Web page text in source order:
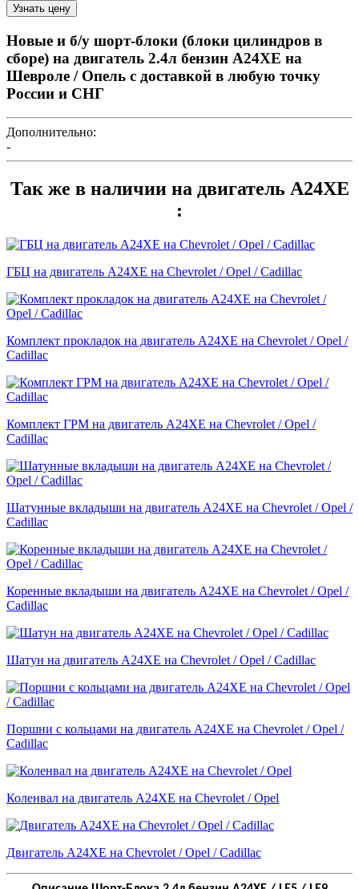
Новые и б/у шорт-блоки (блоки цилиндров в
сборе) на двигатель 2.4л бензин A24XE на
Шевроле / Опель с доставкой в любую точку
России и СНГ
Дополнительно:
-
Так же в наличии на двигатель A24XE
:
ГБЦ на двигатель A24XE на Chevrolet / Opel / Cadillac
Комплект прокладок на двигатель A24XE на Chevrolet / Opel /
Cadillac
Комплект ГРМ на двигатель A24XE на Chevrolet / Opel /
Cadillac
Шатунные вкладыши на двигатель A24XE на Chevrolet / Opel /
Cadillac
Коренные вкладыши на двигатель A24XE на Chevrolet / Opel /
Cadillac
Шатун на двигатель A24XE на Chevrolet / Opel / Cadillac
Поршни с кольцами на двигатель A24XE на Chevrolet / Opel /
Cadillac
Коленвал на двигатель A24XE на Chevrolet / Opel
Двигатель A24XE на Chevrolet / Opel / Cadillac